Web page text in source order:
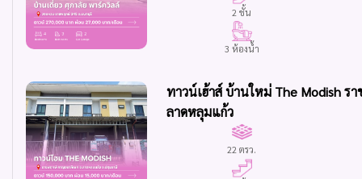
2 ชั้น
3 ห้องน้ำ
ทาวน์เฮ้าส์ บ้านใหม่ The Modish ร
ลาดหลุมแก้ว
22 ตรว.